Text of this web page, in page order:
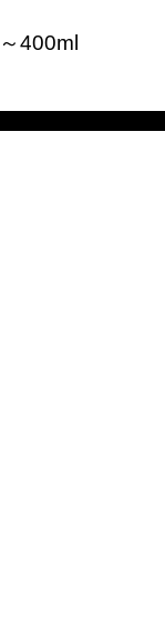
400ml